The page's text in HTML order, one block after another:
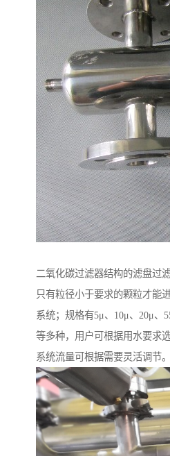
二氧化碳过滤器结构的滤盘过
只有粒径小于要求的颗粒才能
系统；规格有5μ、10μ、20μ、
等多种，用户可根据用水要求
系统流量可根据需要灵活调节。